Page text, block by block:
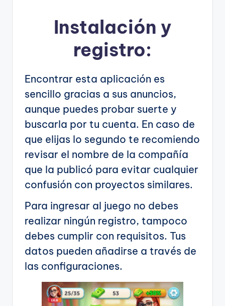
Instalación y
registro:
Encontrar esta aplicación es
sencillo gracias a sus anuncios,
aunque puedes probar suerte y
buscarla por tu cuenta. En caso de
que elijas lo segundo te recomiendo
revisar el nombre de la compañía
que la publicó para evitar cualquier
confusión con proyectos similares.
Para ingresar al juego no debes
realizar ningún registro, tampoco
debes cumplir con requisitos. Tus
datos pueden añadirse a través de
las configuraciones.